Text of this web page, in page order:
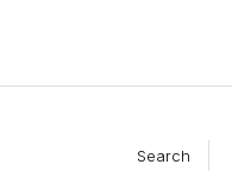
Search